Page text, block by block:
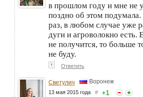
в прошлом году и мне не
поздно об этом
раз, в любом случае уже
дуги и агроволокно есть.
не получится, то больше
не буду.
↑ Ответить
Светулич Воронеж
13 мая 2015 года # +1